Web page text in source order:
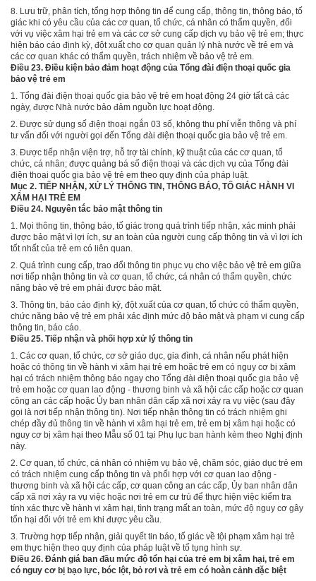
8. L ưu trữ, phân tích, tổng hợp thông tin để cung cấp, thông tin, thông báo, tố
giác khi có yêu cầu của các cơ quan, tổ chức, cá nhân có thẩm quyền, đối
với vụ việc xâm hại trẻ em và các cơ sở cung cấp dịch vụ bảo vệ trẻ em; thực
hiện báo cáo định kỳ, đột xuất cho cơ quan quản lý nhà nước về trẻ em và
các cơ quan khác có thẩm quyền, trách nhiệm về bảo vệ trẻ em.
Điều 23. Điều kiện bảo đảm hoạt động của Tổng đài điện thoại quốc gia
bảo vệ trẻ em
1. Tổng đài điện thoại quốc gia bảo vệ trẻ em hoạt động 24 giờ tất cả các
ngày, được Nhà nước bảo đảm nguồn lực hoạt động.
2. Được sử dụng số điện thoại ngắn 03 số, không thu phí viễn thông và phí
tư vấn đối với người gọi đến Tổng đài điện thoại quốc gia bảo vệ trẻ em.
3. Được tiếp nhận viện trợ, hỗ trợ tài chính, kỹ thuật của các cơ quan, tổ
chức, cá nhân; được quảng bá số điện thoại và các dịch vụ của Tổng đài
điện thoại quốc gia bảo vệ trẻ em theo quy định của pháp luật.
Mục 2. TIẾP NHẬN, XỬ LÝ THÔNG TIN, THÔNG BÁO, TỐ GIÁC HÀNH VI
XÂM HẠI TRẺ EM
Điều 24. Nguyên tắc bảo mật thông tin
1. Mọi thông tin, thông báo, tố giác trong quá trình tiếp nhận, xác minh phải
được bảo mật vì lợi ích, sự an toàn của người cung cấp thông tin và vì lợi ích
tốt nhất của trẻ em có liên quan.
2. Quá trình cung cấp, trao đổi thông tin phục vụ cho việc bảo vệ trẻ em giữa
nơi tiếp nhận thông tin và cơ quan, tổ chức, cá nhân có thẩm quyền, chức
năng bảo vệ trẻ em phải được bảo mật.
3. Thông tin, báo cáo định kỳ, đột xuất của cơ quan, tổ chức có thẩm quyền,
chức năng bảo vệ trẻ em phải xác định mức độ bảo mật và phạm vi cung cấp
thông tin, báo cáo.
Điều 25. Tiếp nhận và phối hợp xử lý thông tin
1. Các cơ quan, tổ chức, cơ sở giáo dục, gia đình, cá nhân nếu phát hiện
hoặc có thông tin về hành vi xâm hại trẻ em hoặc trẻ em có nguy cơ bị xâm
hại có trách nhiệm thông báo ngay cho Tổng đài điện thoại quốc gia bảo vệ
trẻ em hoặc cơ quan lao động - thương binh và xã hội các cấp hoặc cơ quan
công an các cấp hoặc Ủy ban nhân dân cấp xã nơi xảy ra vụ việc (sau đây
gọi là nơi tiếp nhận thông tin). Nơi tiếp nhận thông tin có trách nhiệm ghi
chép đầy đủ thông tin về hành vi xâm hại trẻ em, trẻ em bị xâm hại hoặc có
nguy cơ bị xâm hại theo Mẫu số 01 tại Phụ lục ban hành kèm theo Nghị định
này.
2. Cơ quan, tổ chức, cá nhân có nhiệm vụ bảo vệ, chăm sóc, giáo dục trẻ em
có trách nhiệm cung cấp thông tin và phối hợp với cơ quan lao động -
thương binh và xã hội các cấp, cơ quan công an các cấp, Ủy ban nhân dân
cấp xã nơi xảy ra vụ việc hoặc nơi trẻ em cư trú để thực hiện việc kiểm tra
tính xác thực về hành vi xâm hại, tình trạng mất an toàn, mức độ nguy cơ gây
tổn hại đối với trẻ em khi được yêu cầu.
3. Trường hợp tiếp nhận, giải quyết tin báo, tố giác về tội phạm xâm hại trẻ
em thực hiện theo quy định của pháp luật về tố tụng hình sự.
Điều 26. Đánh giá ban đầu mức độ tổn hại của trẻ em bị xâm hại, trẻ em
có nguy cơ bị bạo lực, bóc lột, bỏ rơi và trẻ em có hoàn cảnh đặc biệt